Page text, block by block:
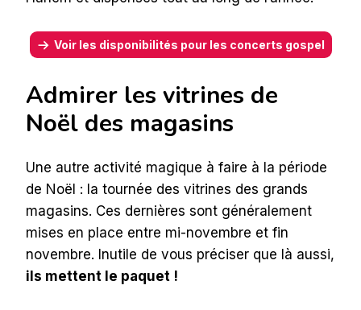
Voir les disponibilités pour les concerts gospel
Admirer les vitrines de
Noël des magasins
Une autre activité magique à faire à la période
de Noël : la tournée des vitrines des grands
magasins. Ces dernières sont généralement
mises en place entre mi-novembre et fin
novembre. Inutile de vous préciser que là aussi,
ils mettent le paquet !